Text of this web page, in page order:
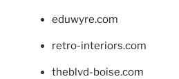
eduwyre.com
retro-interiors.com
theblvd-boise.com